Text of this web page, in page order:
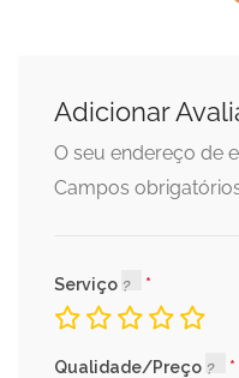
Adicionar
O seu endereço de
Campos
Serviço
Qualidade/Preço